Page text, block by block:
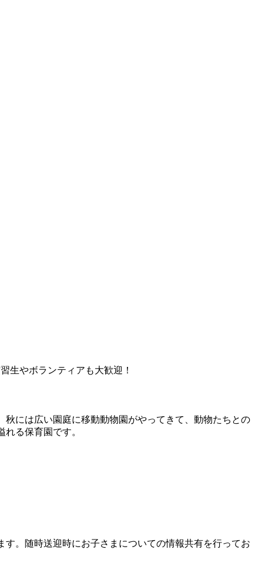
生やボランティアも大歓迎！
には広い園庭に移動動物園がやってきて、動物たちとの
る保育園です。
。随時送迎時にお子さまについての情報共有を行ってお